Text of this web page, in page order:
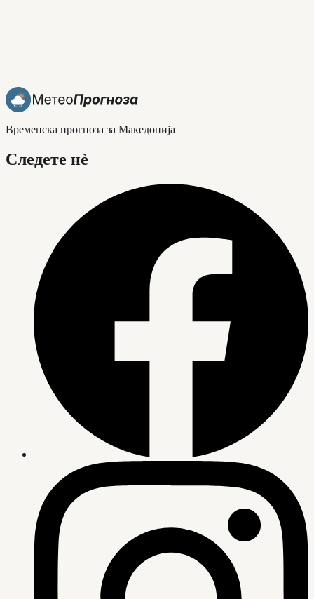
Временска прогноза за Македонија
Следете нè